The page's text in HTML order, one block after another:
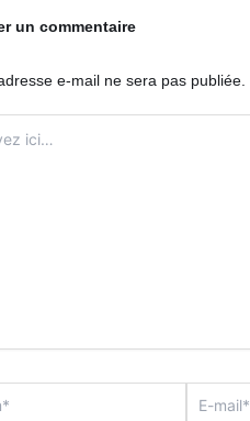
un commentaire
e-mail ne sera pas publiée.
mail*